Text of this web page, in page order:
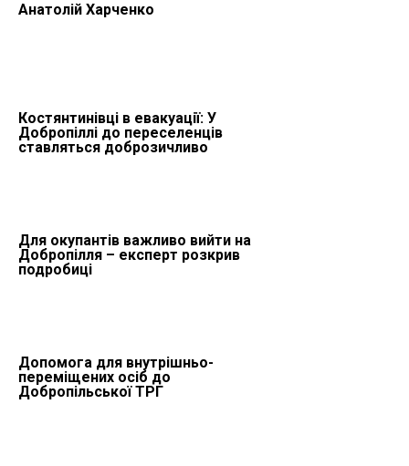
Анатолій Харченко
Костянтинівці в евакуації: У
Добропіллі до переселенців
ставляться доброзичливо
Для окупантів важливо вийти на
Добропілля – експерт розкрив
подробиці
Допомога для внутрішньо-
переміщених осіб до
Добропільської ТРГ